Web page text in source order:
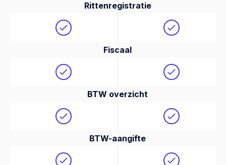
Rittenregistratie
Fiscaal
BTW overzicht
BTW-aangifte